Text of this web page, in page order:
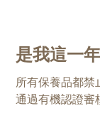
是我這一
所有保養品都
通過有機認證審